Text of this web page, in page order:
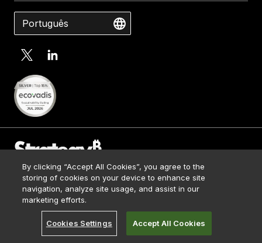
Português
© 2026 Strategy. All Rights Reserved.
Contact Us
Media Kit
Terms of Use
Privacy Policy
By clicking “Accept All Cookies”, you agree to the
storing of cookies on your device to enhance site
navigation, analyze site usage, and assist in our
marketing efforts.
Cookies Settings Accept All Cookies